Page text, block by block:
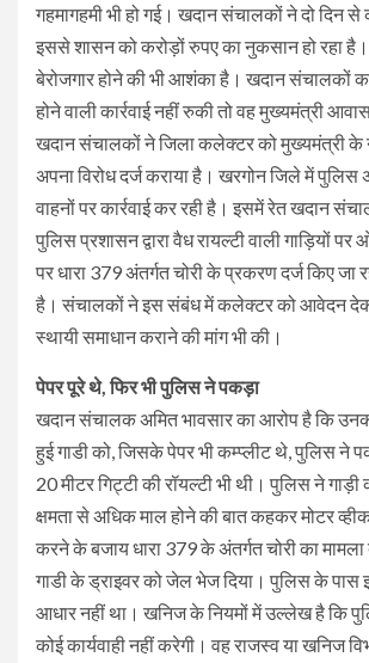
गहमागहमी भी हो गई। खदान संचालकों ने दो दिन
इससे शासन को करोड़ों रुपए का नुकसान हो रहा
बेरोजगार होने की भी आशंका है। खदान संचालकों
होने वाली कार्रवाई नहीं रुकी तो वह मुख्यमंत्री
खदान संचालकों ने जिला कलेक्टर को मुख्यमंत्री के
अपना विरोध दर्ज कराया है। खरगोन जिले में
वाहनों पर कार्रवाई कर रही है। इसमें रेत खदान
पुलिस प्रशासन द्वारा वैध रायल्टी वाली गाड़ियों
पर धारा 379 अंतर्गत चोरी के प्रकरण दर्ज किए
है। संचालकों ने इस संबंध में कलेक्टर को आवेदन
स्थायी समाधान कराने की मांग भी की।
पेपर पूरे थे, फिर भी पुलिस ने पकड़ा
खदान संचालक अमित भावसार का आरोप है कि
हुई गाडी को, जिसके पेपर भी कम्प्लीट थे, पुलिस ने
20 मीटर गिट्टी की रॉयल्टी भी थी। पुलिस ने
क्षमता से अधिक माल होने की बात कहकर मोटर
करने के बजाय धारा 379 के अंतर्गत चोरी का मामला
गाडी के ड्राइवर को जेल भेज दिया। पुलिस के पास
आधार नहीं था। खनिज के नियमों में उल्लेख है कि
कोई कार्यवाही नहीं करेगी। वह राजस्व या खनिज